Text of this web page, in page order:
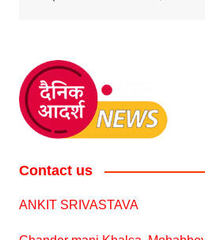
Contact us
ANKIT SRIVASTAVA